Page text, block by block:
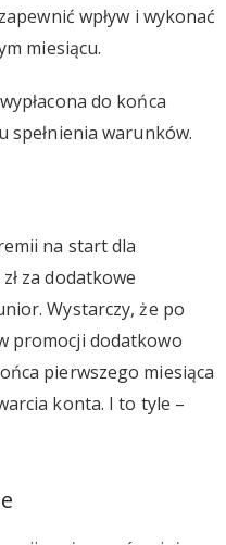
wpływ i wykonać
miesiącu.
do końca
spełnienia warunków.
na start dla
za dodatkowe
Wystarczy, że po
promocji dodatkowo
pierwszego miesiąca
konta. I to tyle –